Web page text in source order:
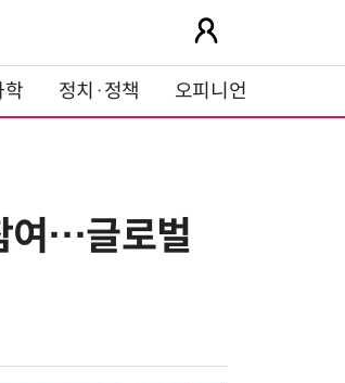
학 정치·정책 오피니언
여…글로벌